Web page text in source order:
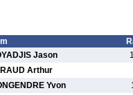
Jason
Arthur
Yvon